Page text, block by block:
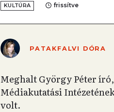
KULTÚRA frissítve
PATAKFALVI DÓRA
Meghalt György Péter
Médiakutatási
volt.